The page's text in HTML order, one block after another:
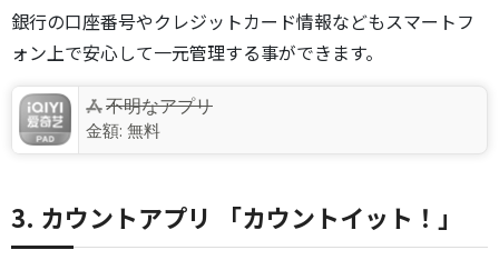
銀行の口座番号やクレジットカード情報などもスマートフ
ォン上で安心して一元管理する事ができます。
不明なアプリ
金額: 無料
3. カウントアプリ 「カウントイット！」